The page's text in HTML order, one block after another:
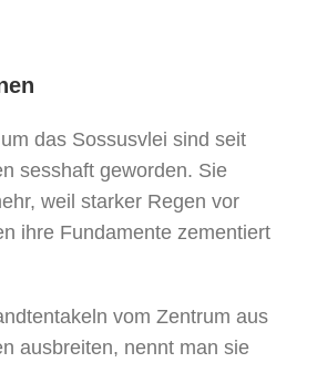
das Sossusvlei sind seit
sesshaft geworden. Sie
weil starker Regen vor
ihre Fundamente zementiert
vom Zentrum aus
ausbreiten, nennt man sie